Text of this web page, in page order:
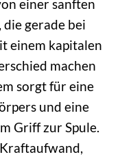
einer sanften
gerade bei
einem kapitalen
machen
sorgt für eine
und eine
Griff zur Spule.